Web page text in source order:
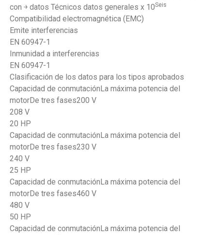
con ￫ datos Técnicos datos generales x 10Seis
Compatibilidad electromagnética (EMC)
Emite interferencias
EN 60947-1
Inmunidad a interferencias
EN 60947-1
Clasificación de los datos para los tipos aprobados
Capacidad de conmutaciónLa máxima potencia del
motorDe tres fases200 V
208 V
20 HP
Capacidad de conmutaciónLa máxima potencia del
motorDe tres fases230 V
240 V
25 HP
Capacidad de conmutaciónLa máxima potencia del
motorDe tres fases460 V
480 V
50 HP
Capacidad de conmutaciónLa máxima potencia del